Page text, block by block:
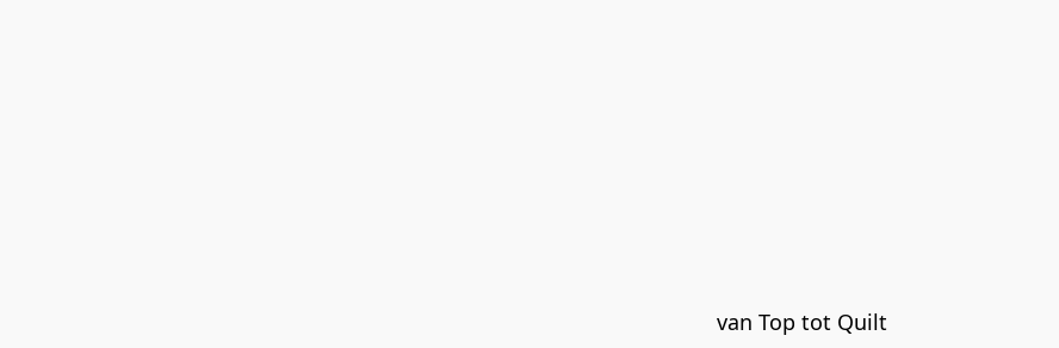
van Top tot Quilt